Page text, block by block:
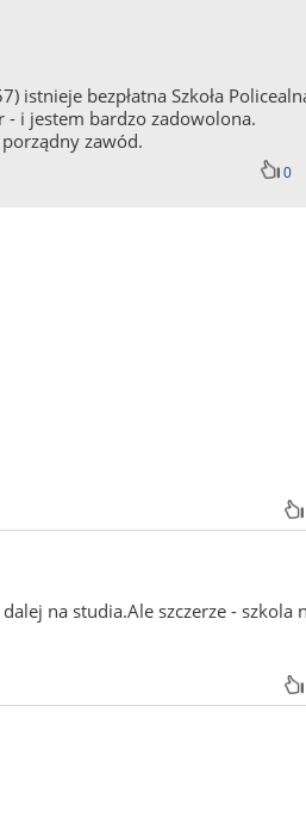
istnieje bezpłatna Szkoła
- i jestem bardzo zadowolona.
zawód.
0
na studia.Ale szczerze - szkola